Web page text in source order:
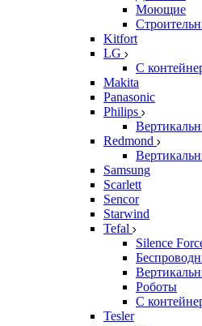
Моющие
Kitfort
LG
С
Makita
Panasonic
Philips
Redmond
Samsung
Scarlett
Sencor
Starwind
Tefal
Silence
Роботы
С
Tesler